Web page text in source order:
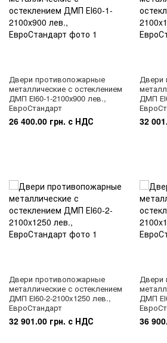
Двери противопожарные
металлические с остеклением
ДМП ЕІ60-1-2100х900 лев.,
ЕвроСтандарт
26 400.00 грн. с НДС
Двери
ДМП
32
Двери противопожарные
металлические с остеклением
ДМП ЕІ60-2-2100x1250 лев.,
ЕвроСтандарт
32 901.00 грн. с НДС
Двери
ДМП
36